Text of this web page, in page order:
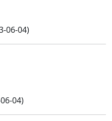
06-04)
04)